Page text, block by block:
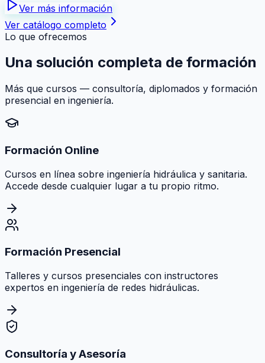
Ver más información
Ver catálogo completo
Lo que ofrecemos
Una solución completa de formación
Más que cursos — consultoría, diplomados y formación
presencial en ingeniería.
Formación Online
Cursos en línea sobre ingeniería hidráulica y sanitaria.
Accede desde cualquier lugar a tu propio ritmo.
Formación Presencial
Talleres y cursos presenciales con instructores
expertos en ingeniería de redes hidráulicas.
Consultoría y Asesoría